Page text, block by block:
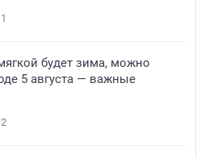
будет зима, можно
5 августа — важные